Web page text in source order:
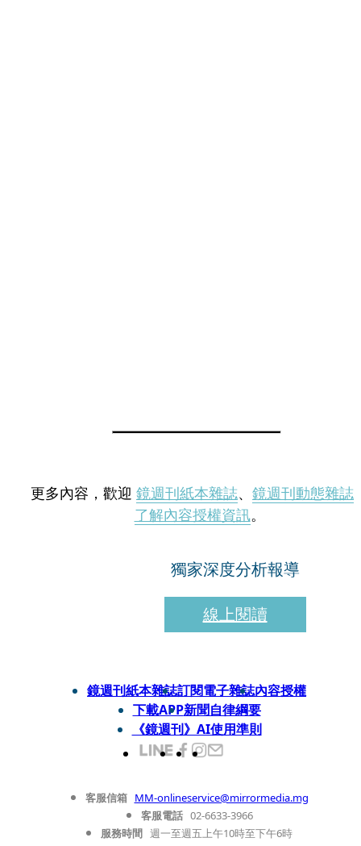
更多內容，歡迎 鏡週刊紙本雜誌、 鏡週刊動態雜誌
了解內容授權資訊。
獨家深度分析報導
線上閱讀
鏡週刊紙本雜誌訂閱電子雜誌內容授權
下載APP新聞自律綱要
《鏡週刊》AI使用準則
客服信箱 MM-onlineservice@mirrormedia.mg
客服電話 02-6633-3966
服務時間 週一至週五上午10時至下午6時